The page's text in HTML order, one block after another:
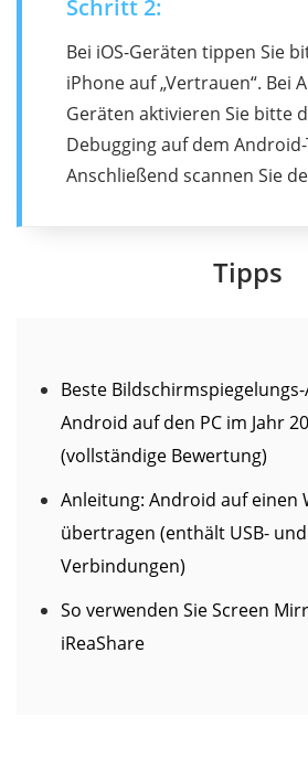
Schritt 2:
Bei iOS-Geräten tippen Sie
iPhone auf „Vertrauen“. Bei
Geräten aktivieren Sie bitte
Debugging auf dem
Anschließend scannen Sie
Tipps
Beste
Android auf den PC im Jahr
(vollständige Bewertung)
Anleitung: Android auf einen
übertragen (enthält USB- und
Verbindungen)
So verwenden Sie Screen
iReaShare